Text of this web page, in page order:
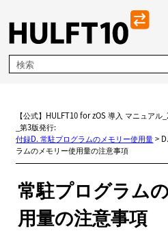
メイン コンテン
【公式】HULFT10 for zOS 導入 マニュアル
_第3版発行:
付録D. 常駐プログラムのメモリー使用量>
ラムのメモリー使用量の注意事項
常駐プログラム
用量の注意事項